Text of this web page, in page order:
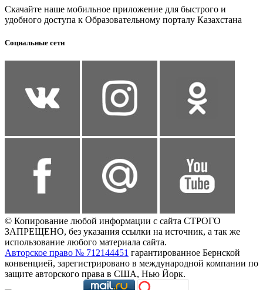
Скачайте наше мобильное приложение для быстрого и
удобного доступа к Образовательному порталу Казахстана
Социальные сети
© Копирование любой информации с сайта СТРОГО
ЗАПРЕЩЕНО, без указания ссылки на источник, а так же
использование любого материала сайта.
Авторское право № 712144451 гарантированное Бернской
конвенцией, зарегистрировано в международной компании по
защите авторского права в США, Нью Йорк.